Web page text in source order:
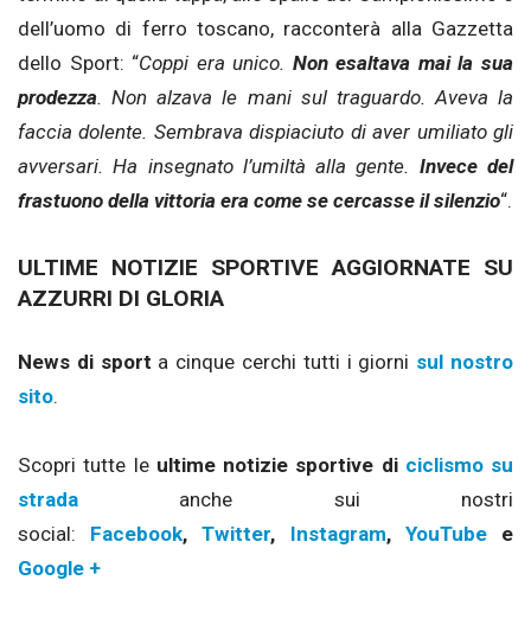
dell’uomo di ferro toscano, racconterà alla Gazzetta
dello Sport: “Coppi era unico. Non esaltava mai la sua
prodezza. Non alzava le mani sul traguardo. Aveva la
faccia dolente. Sembrava dispiaciuto di aver umiliato gli
avversari. Ha insegnato l’umiltà alla gente. Invece del
frastuono della vittoria era come se cercasse il silenzio“.
ULTIME NOTIZIE SPORTIVE AGGIORNATE SU
AZZURRI DI GLORIA
News di sport a cinque cerchi tutti i giorni sul nostro
sito.
Scopri tutte le ultime notizie sportive di ciclismo su
strada anche sui nostri
social: Facebook,Twitter, Instagram, YouTubee
Google +